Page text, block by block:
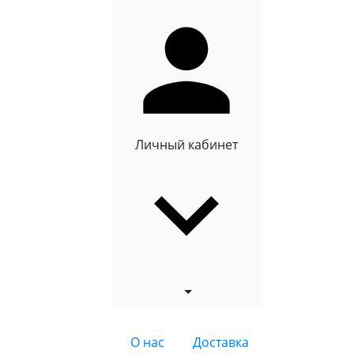
Личный кабинет
О нас
Доставка